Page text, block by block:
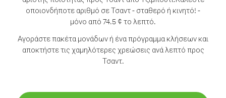
οποιονδήποτε αριθμό σε Τσαντ - σταθερό ή κινητό! -
μόνο από 74.5 ¢ το λεπτό.
Αγοράστε πακέτα μονάδων ή ένα πρόγραμμα κλήσεων και
αποκτήστε τις χαμηλότερες χρεώσεις ανά λεπτό προς
Τσαντ.